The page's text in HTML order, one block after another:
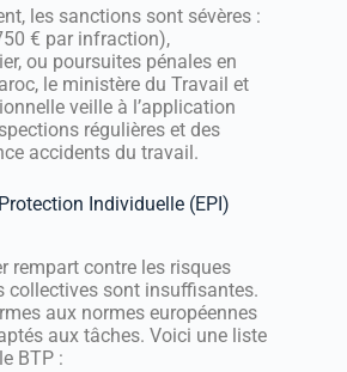
les sanctions sont sévères :
€ par infraction),
ou poursuites pénales en
le ministère du Travail et
veille à l’application
régulières et des
accidents du travail.
Individuelle (EPI)
rempart contre les risques
collectives sont insuffisantes.
aux normes européennes
aux tâches. Voici une liste
BTP :